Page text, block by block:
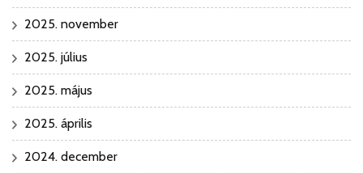
2025. november
2025. július
2025. május
2025. április
2024. december